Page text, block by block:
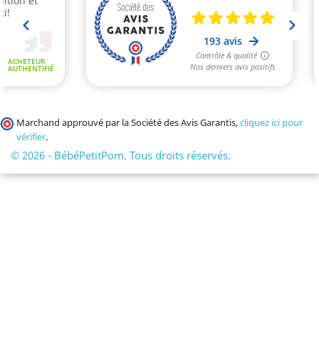
Marchand approuvé par la Société des Avis Garantis,cliquez ici pour
vérifier.
© 2026 - BébéPetitPom. Tous droits réservés.